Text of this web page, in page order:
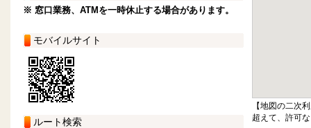
※ 窓口業務、ATMを一時休止する場合があります。
モバイルサイト
ルート検索
【地図の二次
超えて、許可